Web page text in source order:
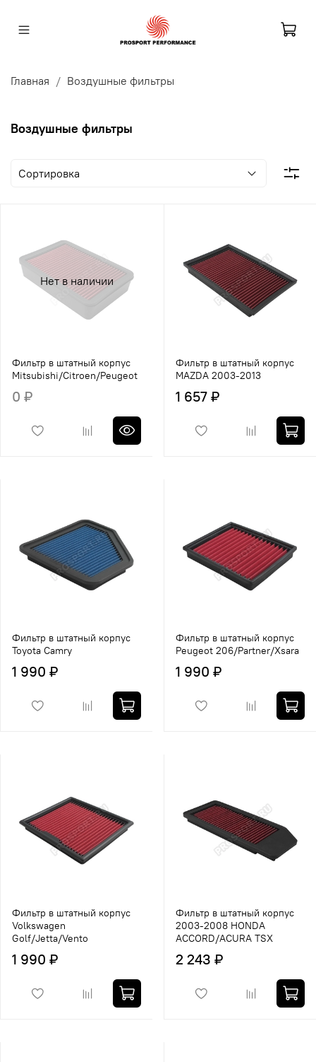
Главная Воздушные фильтры
Воздушные фильтры
Нет в наличии
Фильтр в штатный корпус
Mitsubishi/Citroen/Peugeot
0 ₽
Фильтр в штатный корпус
MAZDA 2003-2013
1 657 ₽
Фильтр в штатный корпус
Toyota Camry
1 990 ₽
Фильтр в штатный корпус
Peugeot 206/Partner/Xsara
1 990 ₽
Фильтр в штатный корпус
Volkswagen
Golf/Jetta/Vento
1 990 ₽
Фильтр в штатный корпус
2003-2008 HONDA
ACCORD/ACURA TSX
2 243 ₽